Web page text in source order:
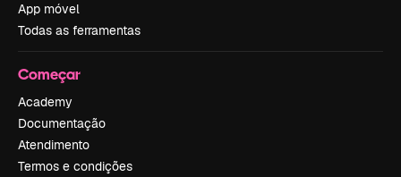
App móvel
Todas as ferramentas
Começar
Academy
Documentação
Atendimento
Termos e condições